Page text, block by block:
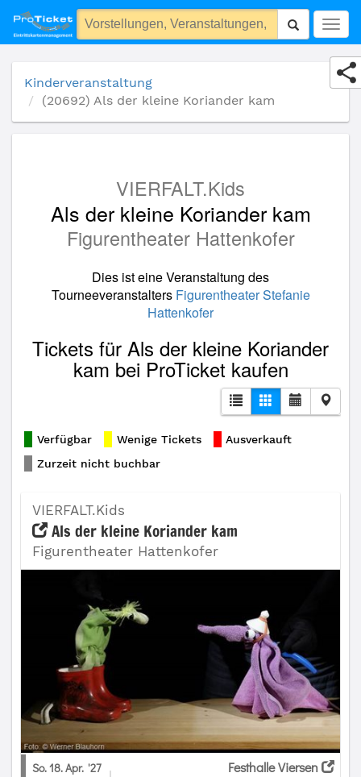
(20692) Als der kleine Koriander kam
Kinderveranstaltung
(20692) Als der kleine Koriander kam
VIERFALT.Kids
Als der kleine Koriander kam
Figurentheater Hattenkofer
Dies ist eine Veranstaltung des
Tourneeveranstalters Figurentheater Stefanie
Hattenkofer
Tickets für Als der kleine Koriander
kam bei ProTicket kaufen
Verfügbar Wenige Tickets
Ausverkauft
Zurzeit nicht buchbar
VIERFALT.Kids
Als der kleine Koriander kam
Figurentheater Hattenkofer
So. 18. Apr. '27
Festhalle Viersen